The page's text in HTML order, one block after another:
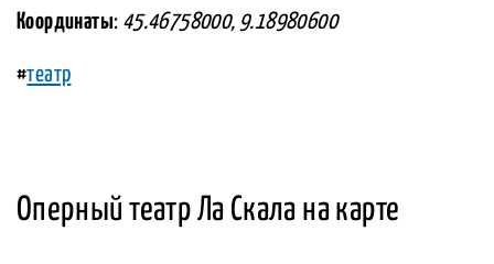
Координаты: 45.46758000, 9.18980600
#театр
Оперный театр Ла Скала на карте